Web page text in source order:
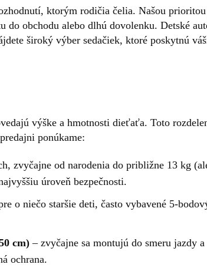
ktorým rodičia čelia. Našou
do obchodu alebo dlhú dovolenku. Detské
široký výber sedačiek, ktoré poskytnú
výške a hmotnosti dieťaťa. Toto
ponúkame:
zvyčajne od narodenia do približne 13 kg
úroveň bezpečnosti.
o niečo staršie deti, často vybavené 5-
cm) – zvyčajne sa montujú do smeru jazdy
ochrana.